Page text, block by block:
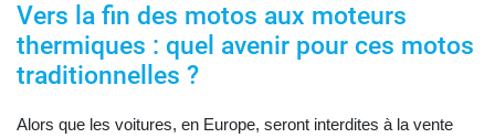
Vers la fin des motos aux moteurs
thermiques : quel avenir pour ces motos
traditionnelles ?
Alors que les voitures, en Europe, seront interdites à la vente